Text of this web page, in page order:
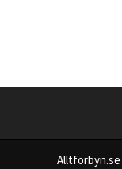
Alltforbyn.se